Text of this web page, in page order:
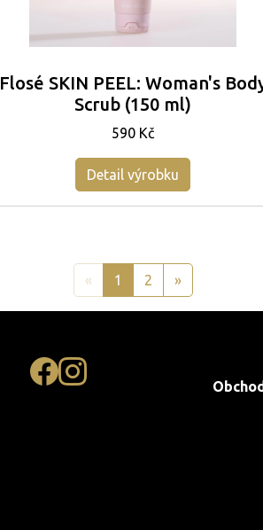
Flosé SKIN PEEL: Woman's
Scrub (150 ml)
590 Kč
Detail výrobku
« 1 2 »